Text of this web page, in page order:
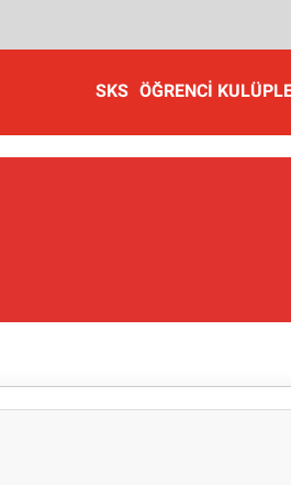
SKS ÖĞRENCI